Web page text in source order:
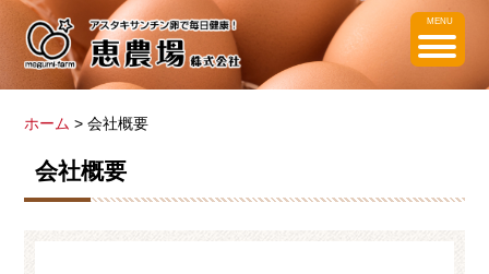
MENU
ホーム > 会社概要
会社概要